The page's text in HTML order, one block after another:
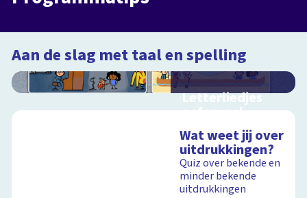
Programma
Aan de slag met taal en spelling
Letterliedjes
oefenspel
woorden en klanken
uit Letterliedjes
Wat weet jij over
uitdrukkingen?
Quiz over bekende en
minder bekende
uitdrukkingen